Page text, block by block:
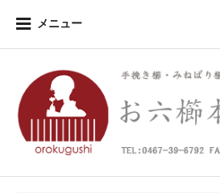
メニュー